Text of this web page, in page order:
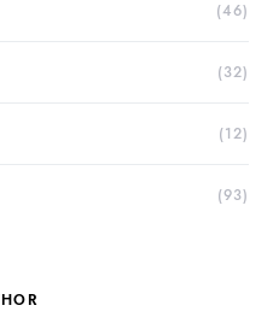
(46)
(32)
(12)
(93)